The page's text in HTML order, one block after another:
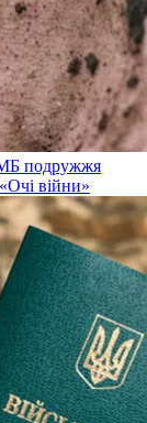
подружжя
війни»